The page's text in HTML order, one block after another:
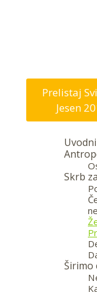
Prelistaj
Jesen
Skrb
Širimo